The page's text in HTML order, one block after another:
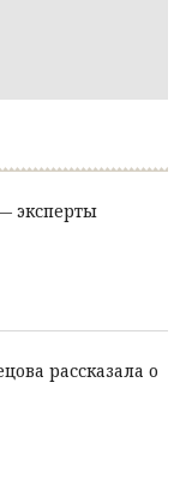
эксперты
рассказала о